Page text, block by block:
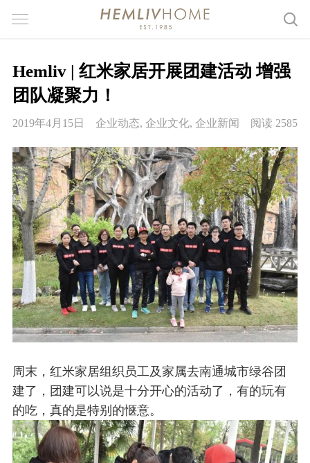
Hemliv | 红米家居开展团建活动 增强
团队凝聚力！
2019年4月15日 企业动态, 企业文化, 企业新闻 阅读 2585
周末，红米家居组织员工及家属去南通城市绿谷团
建了，团建可以说是十分开心的活动了，有的玩有
的吃，真的是特别的惬意。